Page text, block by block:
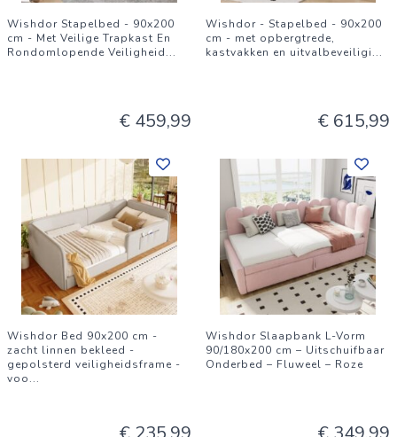
Wishdor Stapelbed - 90x200
cm - Met Veilige Trapkast En
Rondomlopende Veiligheid...
€ 459,99
Wishdor - Stapelbed - 90x200
cm - met opbergtrede,
kastvakken en uitvalbeveiligi...
€ 615,99
Wishdor Bed 90x200 cm -
zacht linnen bekleed -
gepolsterd veiligheidsframe -
voo...
Wishdor Slaapbank L-Vorm
90/180x200 cm – Uitschuifbaar
Onderbed – Fluweel – Roze